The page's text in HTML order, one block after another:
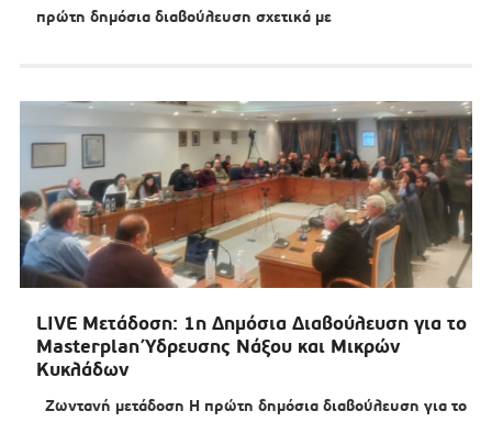
πρώτη δημόσια διαβούλευση σχετικά με
LIVE Μετάδοση: 1η Δημόσια Διαβούλευση για το
Masterplan Ύδρευσης Νάξου και Μικρών
Κυκλάδων
Ζωντανή μετάδοση Η πρώτη δημόσια διαβούλευση για το